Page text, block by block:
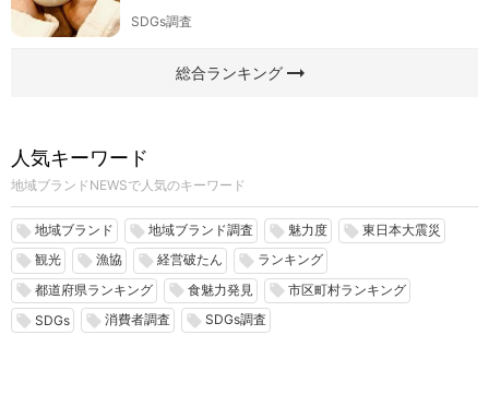
SDGs調査
総合ランキングarrow_right_alt
人気キーワード
地域ブランドNEWSで人気のキーワード
local_offer 地域ブランド local_offer 地域ブランド調査 local_offer 魅力度 local_offer 東日本大震災
local_offer 観光 local_offer 漁協 local_offer 経営破たん local_offer ランキング
local_offer 都道府県ランキング local_offer 食魅力発見 local_offer 市区町村ランキング
local_offer SDGs local_offer 消費者調査 local_offer SDGs調査